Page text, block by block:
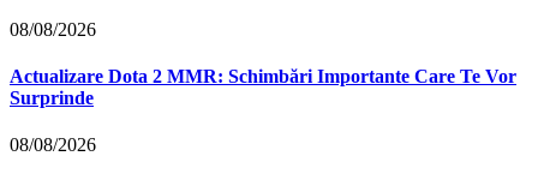
08/08/2026
Actualizare Dota 2 MMR: Schimbări Importante Care Te Vor
Surprinde
08/08/2026